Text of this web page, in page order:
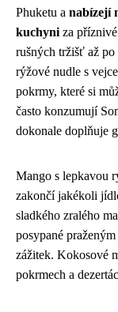
Phuketu a nabízejí
kuchyni za
rušných tržišť až
rýžové nudle s
pokrmy, které si
často konzumují
dokonale doplňuje
Mango s lepkavou
zakončí jakékoli
sladkého zralého
posypané
zážitek. Kokosové
pokrmech a